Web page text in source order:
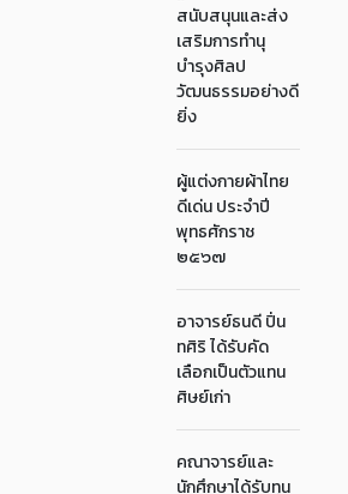
สนับสนุนและส่ง
เสริมการทำนุ
บำรุงศิลป
วัฒนธรรมอย่างดี
ยิ่ง
ผู้แต่งกายผ้าไทย
ดีเด่น ประจำปี
พุทธศักราช
๒๕๖๗
อาจารย์ธนดี ปิ่น
ทศิริ ได้รับคัด
เลือกเป็นตัวแทน
ศิษย์เก่า
คณาจารย์และ
นักศึกษาได้รับทุน